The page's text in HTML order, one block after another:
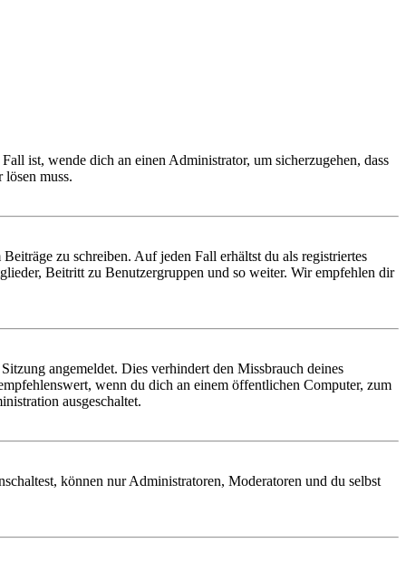
ist, wende dich an einen Administrator, um sicherzugehen, dass
muss.
zu schreiben. Auf jeden Fall erhältst du als registriertes
Beitritt zu Benutzergruppen und so weiter. Wir empfehlen dir
angemeldet. Dies verhindert den Missbrauch deines
wenn du dich an einem öffentlichen Computer, zum
ausgeschaltet.
können nur Administratoren, Moderatoren und du selbst